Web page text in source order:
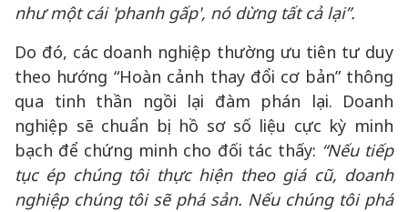
như một cái 'phanh gấp', nó dừng tất cả lại”.
Do đó, các doanh nghiệp thường ưu tiên tư duy
theo hướng “Hoàn cảnh thay đổi cơ bản” thông
qua tinh thần ngồi lại đàm phán lại. Doanh
nghiệp sẽ chuẩn bị hồ sơ số liệu cực kỳ minh
bạch để chứng minh cho đối tác thấy: “Nếu tiếp
tục ép chúng tôi thực hiện theo giá cũ, doanh
nghiệp chúng tôi sẽ phá sản. Nếu chúng tôi phá